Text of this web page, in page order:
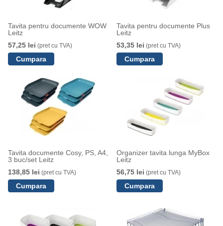
Tavita pentru documente WOW
Leitz
57,25 lei (pret cu TVA)
Tavita pentru documente Plus
Leitz
53,35 lei (pret cu TVA)
Tavita documente Cosy, PS, A4,
3 buc/set Leitz
138,85 lei (pret cu TVA)
Organizer tavita lunga MyBox
Leitz
56,75 lei (pret cu TVA)